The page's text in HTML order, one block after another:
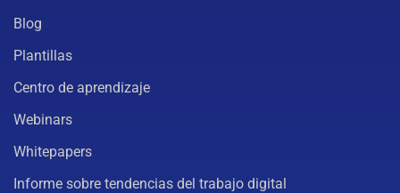
Blog
Plantillas
Centro de aprendizaje
Webinars
Whitepapers
Informe sobre tendencias del trabajo digital